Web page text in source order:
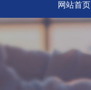
网站首页